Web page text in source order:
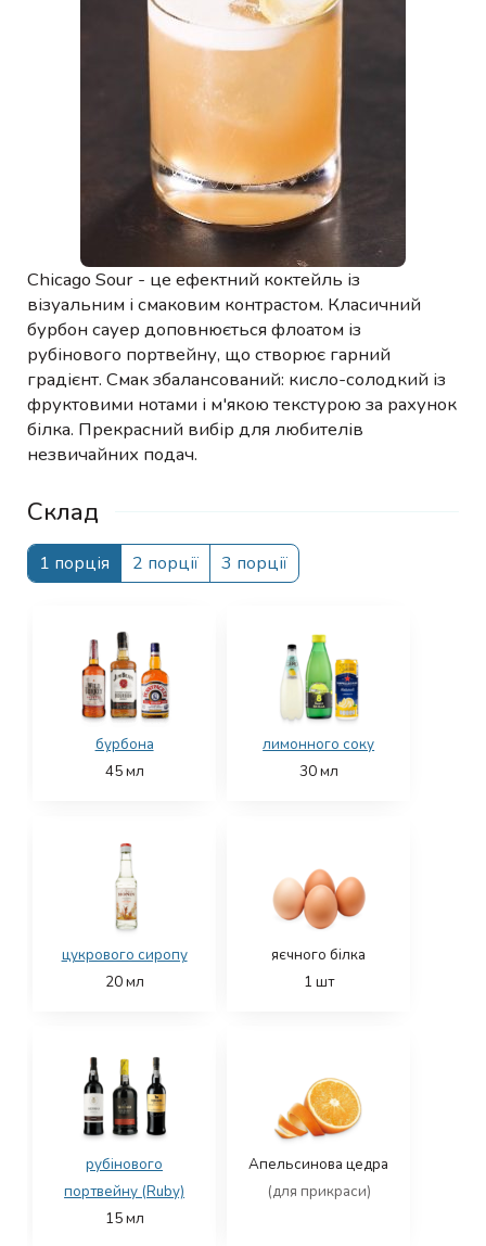
Chicago Sour - це ефектний коктейль із
візуальним і смаковим контрастом. Класичний
бурбон сауер доповнюється флоатом із
рубінового портвейну, що створює гарний
градієнт. Смак збалансований: кисло-солодкий із
фруктовими нотами і м'якою текстурою за рахунок
білка. Прекрасний вибір для любителів
незвичайних подач.
Склад
1 порція 2 порції 3 порції
бурбона
45мл
лимонного соку
30мл
цукрового сиропу
20мл
яєчного білка
1 шт
рубінового
портвейну (Ruby)
15мл
Апельсинова цедра
(для прикраси)